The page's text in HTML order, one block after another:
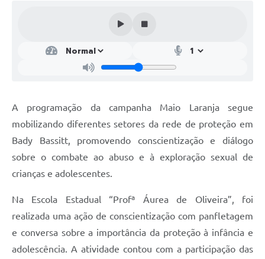
A programação da campanha Maio Laranja segue
mobilizando diferentes setores da rede de proteção em
Bady Bassitt, promovendo conscientização e diálogo
sobre o combate ao abuso e à exploração sexual de
crianças e adolescentes.
Na Escola Estadual “Profª Áurea de Oliveira”, foi
realizada uma ação de conscientização com panfletagem
e conversa sobre a importância da proteção à infância e
adolescência. A atividade contou com a participação das